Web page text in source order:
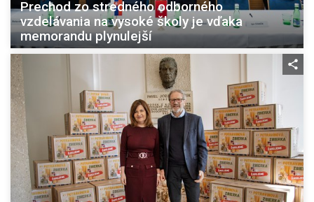
Prechod zo stredného odborného
vzdelávania na vysoké školy je vďaka
memorandu plynulejší